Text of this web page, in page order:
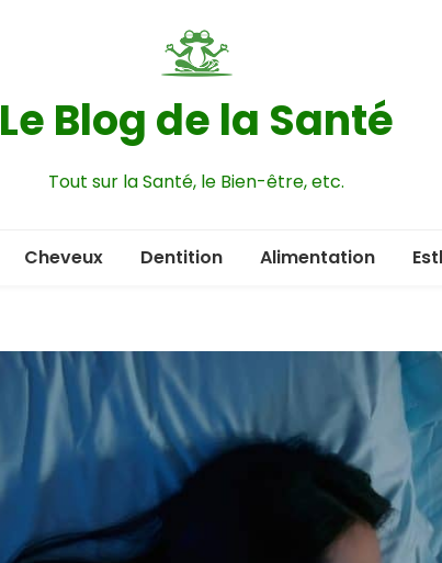
Le Blog de la Santé
Tout sur la Santé, le Bien-être, etc.
Cheveux Dentition Alimentation